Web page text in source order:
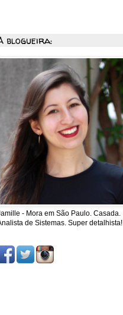
blogueira:
- Mora em São Paulo. Casada.
de Sistemas. Super detalhista!